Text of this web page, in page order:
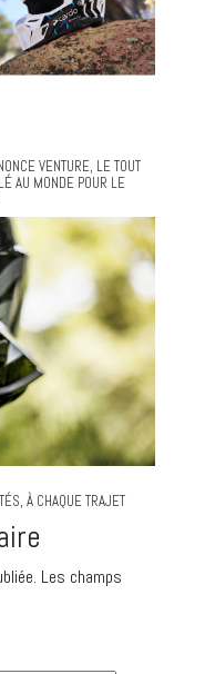
VENTURE, LE TOUT
AU MONDE POUR LE
À CHAQUE TRAJET
Les champs